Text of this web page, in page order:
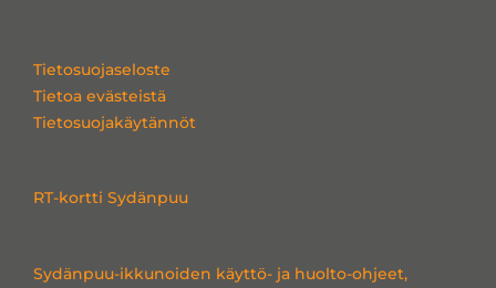
e
d
i
b
o
o
k
r
Tietosuojaseloste
Tietoa evästeistä
Tietosuojakäytännöt
RT-kortti Sydänpuu
Sydänpuu-ikkunoiden käyttö- ja huolto-ohjeet,